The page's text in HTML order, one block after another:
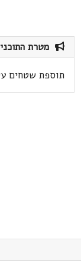
מטרת
תוספת שטחים